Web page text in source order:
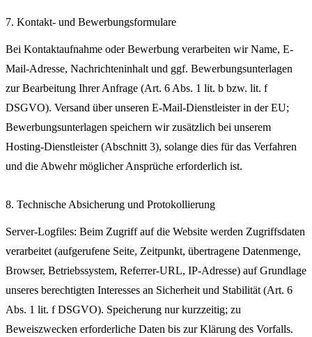
7. Kontakt- und Bewerbungsformulare
Bei Kontaktaufnahme oder Bewerbung verarbeiten wir Name, E-
Mail-Adresse, Nachrichteninhalt und ggf. Bewerbungsunterlagen
zur Bearbeitung Ihrer Anfrage (Art. 6 Abs. 1 lit. b bzw. lit. f
DSGVO). Versand über unseren E-Mail-Dienstleister in der EU;
Bewerbungsunterlagen speichern wir zusätzlich bei unserem
Hosting-Dienstleister (Abschnitt 3), solange dies für das Verfahren
und die Abwehr möglicher Ansprüche erforderlich ist.
8. Technische Absicherung und Protokollierung
Server-Logfiles: Beim Zugriff auf die Website werden Zugriffsdaten
verarbeitet (aufgerufene Seite, Zeitpunkt, übertragene Datenmenge,
Browser, Betriebssystem, Referrer-URL, IP-Adresse) auf Grundlage
unseres berechtigten Interesses an Sicherheit und Stabilität (Art. 6
Abs. 1 lit. f DSGVO). Speicherung nur kurzzeitig; zu
Beweiszwecken erforderliche Daten bis zur Klärung des Vorfalls.